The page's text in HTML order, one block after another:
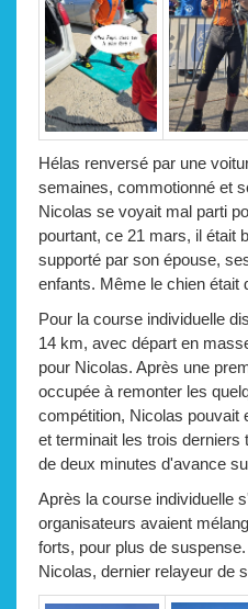
Hélas renversé par une
semaines, commotionné et
Nicolas se voyait mal parti
pourtant, ce 21 mars, il était
supporté par son épouse,
enfants. Même le chien était
Pour la course individuelle
14 km, avec départ en
pour Nicolas. Après une
occupée à remonter les
compétition, Nicolas pouvait
et terminait les trois derniers
de deux minutes d'avance
Après la course individuelle
organisateurs avaient
forts, pour plus de
Nicolas, dernier relayeur de